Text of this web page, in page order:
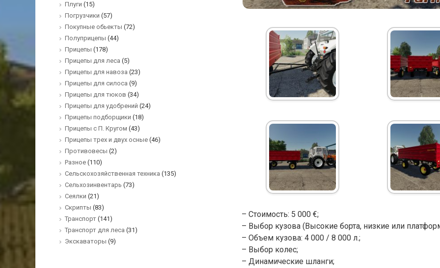
– Стоимость: 5 000 €;
– Выбор кузова (Высокие борта, низкие или
– Объем кузова: 4 000 / 8 000 л.;
– Выбор колес;
– Динамические шланги;
Плуги (15)
Погрузчики (57)
Покупные обьекты (72)
Полуприцепы (44)
Прицепы (178)
Прицепы для леса (5)
Прицепы для навоза (23)
Прицепы для силоса (9)
Прицепы для тюков (34)
Прицепы для удобрений (24)
Прицепы подборщики (18)
Прицепы с П. Кругом (43)
Прицепы трех и двух осные (46)
Противовесы (2)
Разное (110)
Сельскохозяйственная техника (135)
Сельхозинвентарь (73)
Сеялки (21)
Скрипты (83)
Транспорт (141)
Транспорт для леса (31)
Экскаваторы (9)